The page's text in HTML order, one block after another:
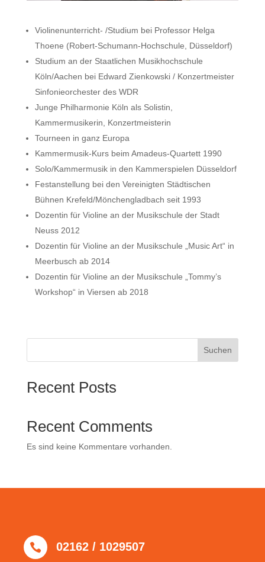
Violinenunterricht- /Studium bei Professor Helga
Thoene (Robert-Schumann-Hochschule, Düsseldorf)
Studium an der Staatlichen Musikhochschule
Köln/Aachen bei Edward Zienkowski / Konzertmeister
Sinfonieorchester des WDR
Junge Philharmonie Köln als Solistin,
Kammermusikerin, Konzertmeisterin
Tourneen in ganz Europa
Kammermusik-Kurs beim Amadeus-Quartett 1990
Solo/Kammermusik in den Kammerspielen Düsseldorf
Festanstellung bei den Vereinigten Städtischen
Bühnen Krefeld/Mönchengladbach seit 1993
Dozentin für Violine an der Musikschule der Stadt
Neuss 2012
Dozentin für Violine an der Musikschule „Music Art“ in
Meerbusch ab 2014
Dozentin für Violine an der Musikschule „Tommy’s
Workshop“ in Viersen ab 2018
Suchen
Recent Posts
Recent Comments
Es sind keine Kommentare vorhanden.
 02162 / 1029507